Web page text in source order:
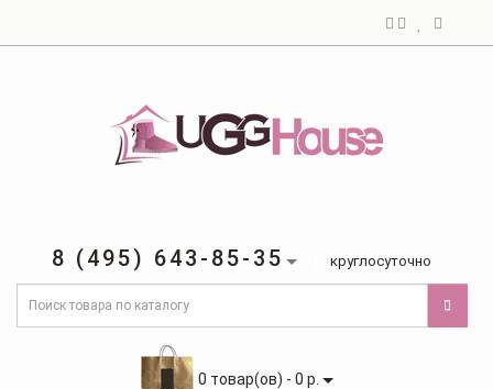
8 (495) 643-85-35 круглосуточно
0 товар(ов) - 0 р.